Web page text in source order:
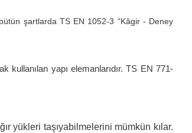
şartlarda TS EN 1052-3 “Kâgir - Deney
yapı elemanlarıdır. TS EN 771-
yükleri taşıyabilmelerini mümkün kılar.